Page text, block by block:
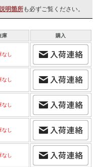
明箇所も必ずご覧ください。
庫 購入
なし
なし
なし
なし
なし